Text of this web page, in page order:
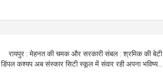
रायपुर : मेहनत की चमक और सरकारी संबल : श्रमिक की बेटी
डिंपल कश्यप अब संस्कार सिटी स्कूल में संवार रही अपना भविष्य…